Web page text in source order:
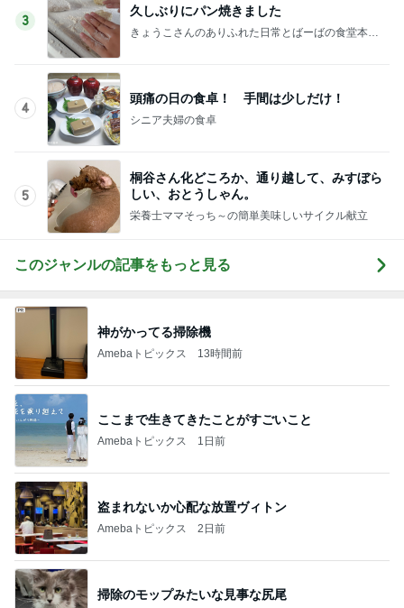
3
久しぶりにパン焼きました
きょうこさんのありふれた日常とばーばの食堂本日
4
頭痛の日の食卓！ 手間は少しだけ！
シニア夫婦の食卓
5
桐谷さん化どころか、通り越して、みすぼら
しい、おとうしゃん。
栄養士ママそっち～の簡単美味しいサイクル献立
このジャンルの記事をもっと見る
神がかってる掃除機
Amebaトピックス 13時間前
ここまで生きてきたことがすごいこと
Amebaトピックス 1日前
盗まれないか心配な放置ヴィトン
Amebaトピックス 2日前
掃除のモップみたいな見事な尻尾